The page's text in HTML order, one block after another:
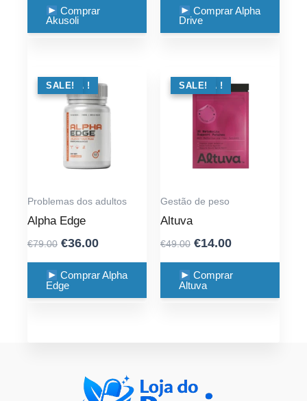
was:
€69.00.
is:
Comprar
Akusoli
was:
€99.00.
is:
Comprar Alpha
Drive
OFERTA !
SALE!
Problemas dos adultos
Alpha Edge
€79.00 Original
was:
€79.00.
€36.00Current
is:
Comprar Alpha
Edge
OFERTA !
SALE!
Gestão de peso
Altuva
€49.00 Original
was:
€49.00.
€14.00Current
is:
Comprar
Altuva